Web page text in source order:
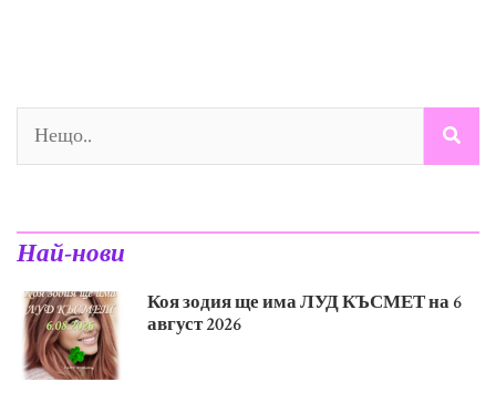
Най-нови
Коя зодия ще има ЛУД КЪСМЕТ на 6
август 2026